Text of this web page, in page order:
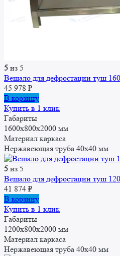
5 из 5
Вешало для дефростации туш
45 978 ₽
В корзину
Купить в 1 клик
Габариты
1600x800x2000 мм
Материал каркаса
Нержавеющая труба 40х40 мм
5 из 5
Вешало для дефростации туш
41 874 ₽
В корзину
Купить в 1 клик
Габариты
1200x800x2000 мм
Материал каркаса
Нержавеющая труба 40х40 мм